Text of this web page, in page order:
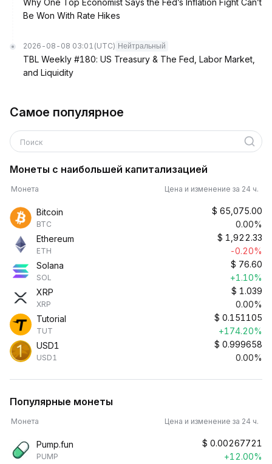
Why One Top Economist Says the Fed’s Inflation Fight Can’t
Be Won With Rate Hikes
2026-08-08 03:01 (UTC) Нейтральный
TBL Weekly #180: US Treasury & The Fed, Labor Market,
and Liquidity
Самое популярное
Поиск
Монеты с наибольшей капитализацией
Монета Цена и изменение за 24 ч.
Bitcoin
BTC
$ 65,075.00
0.00%
Ethereum
ETH
$ 1,922.33
-0.20%
Solana
SOL
$ 76.60
+1.10%
XRP
XRP
$ 1.039
0.00%
Tutorial
TUT
$ 0.151105
+174.20%
USD1
USD1
$ 0.999658
0.00%
Популярные монеты
Монета Цена и изменение за 24 ч.
Pump.fun
PUMP
$ 0.00267721
+12.00%